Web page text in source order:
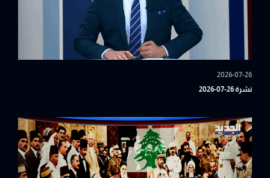
2026-07-26
نشرة 26-07-2026